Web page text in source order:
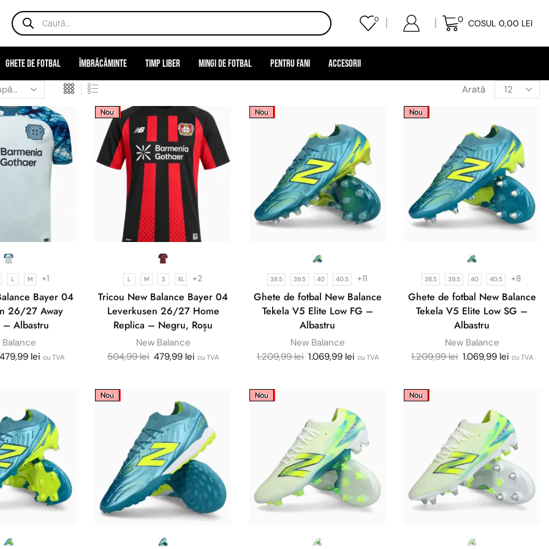
0 0 COSUL 0,00 LEI
Ghete de fotbal Îmbrăcăminte Timp liber Mingi de fotbal Pentru Fani Accesorii
Arată
L M +1
Bayer 04
26/27 Away
– Albastru
Balance
479,99 lei cu TVA
Sale
Nou
L M S XL +2
Tricou New Balance Bayer 04
Leverkusen 26/27 Home
Replica – Negru, Roșu
New Balance
504,99lei 479,99 lei cu TVA
Sale
Nou
38.5 39.5 40 40.5 +11
Ghete de fotbal New Balance
Tekela V5 Elite Low FG –
Albastru
New Balance
1.209,99lei 1.069,99 lei cu TVA
Sale
Nou
38.5 39.5 40 40.5 +8
Ghete de fotbal New Balance
Tekela V5 Elite Low SG –
Albastru
New Balance
1.209,99lei 1.069,99 lei cu TVA
Sale
Nou Sale
Nou Sale
Nou